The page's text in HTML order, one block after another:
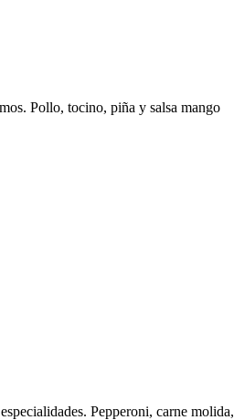
Pollo, tocino, piña y salsa mango
Pepperoni, carne molida,